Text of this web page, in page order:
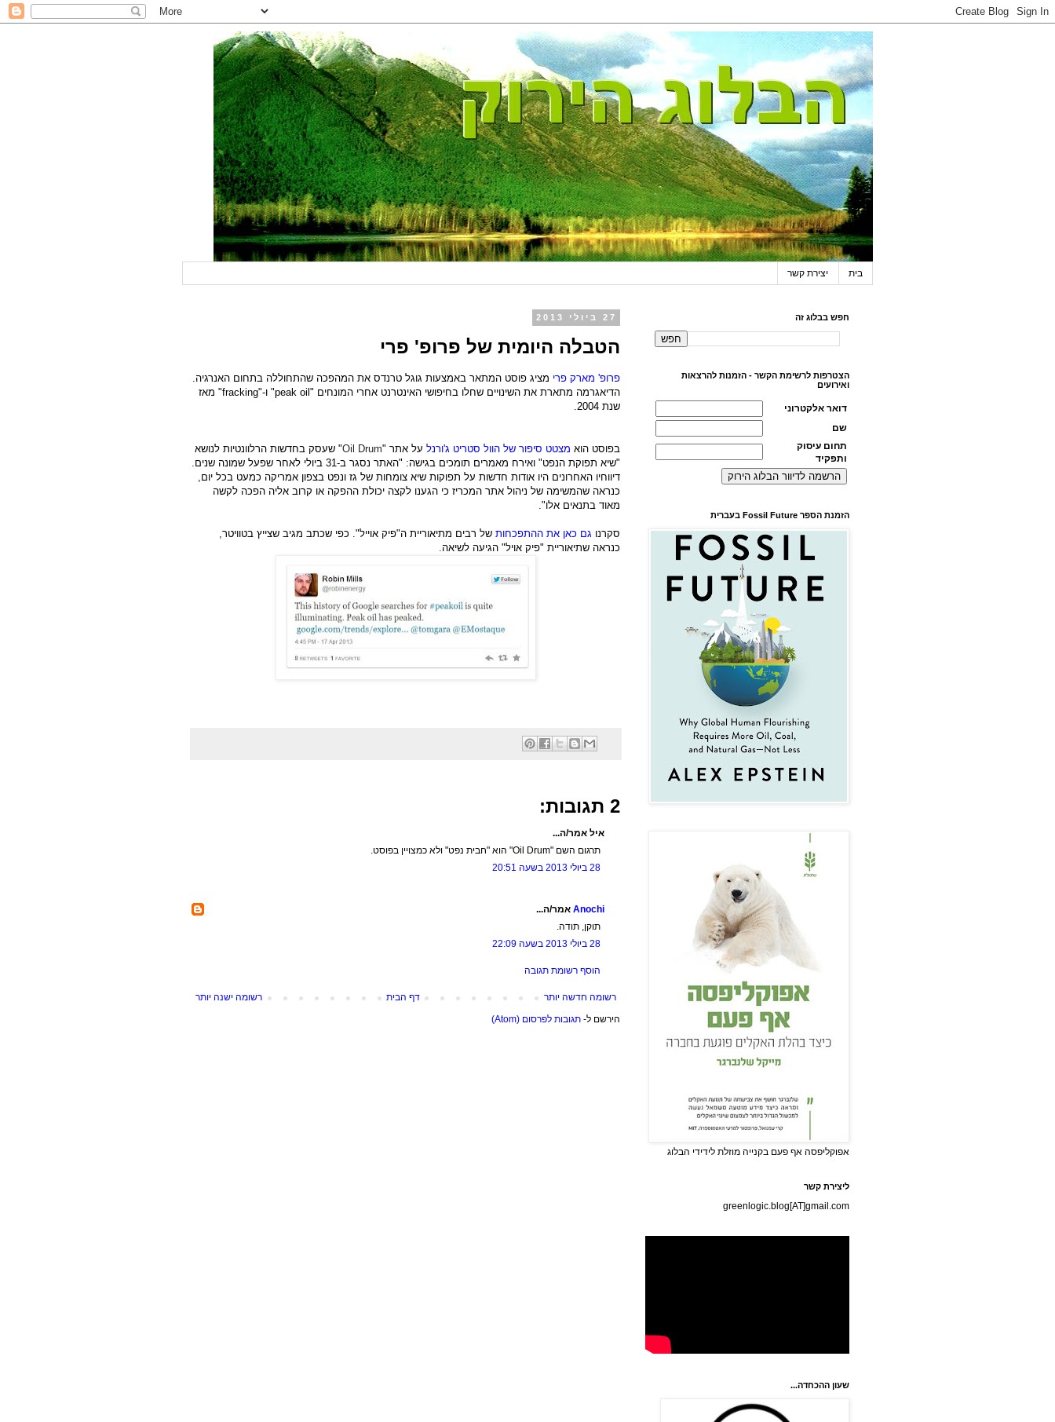
בית יצירת קשר
27 ביולי 2013
הטבלה היומית של פרופ' פרי
פרופ' מארק פרי מציג פוסט המתאר באמצעות גוגל טרנדס את המהפכה שהתחוללה בתחום האנרגיה.
הדיאגרמה מתארת את השינויים שחלו בחיפושי האינטרנט אחרי המונחים "peak oil" ו-"fracking" מאז
שנת 2004.
בפוסט הוא מצטט סיפור של הוול סטריט ג'ורנל על אתר "Oil Drum" שעסק בחדשות הרלוונטיות לנושא
"שיא תפוקת הנפט" ואירח מאמרים תומכים בגישה: "האתר נסגר ב-31 ביולי לאחר שפעל שמונה שנים.
דיווחיו האחרונים היו אודות חדשות על תפוקות שיא צומחות של גז ונפט בצפון אמריקה כמעט בכל יום,
כנראה שהמשימה של ניהול אתר המכריז כי הגענו לקצה יכולת ההפקה או קרוב אליה הפכה לקשה
מאוד בתנאים אלו".
סקרנו גם כאן את ההתפכחות של רבים מתיאוריית ה"פיק אוייל". כפי שכתב מגיב שצייץ בטוויטר,
כנראה שתיאוריית "פיק אויל" הגיעה לשיאה.
2 תגובות:
איל אמר/ה...
תרגום השם "Oil Drum" הוא "חבית נפט" ולא כמצויין בפוסט.
28 ביולי 2013 בשעה 20:51
Anochi אמר/ה...
תוקן, תודה.
28 ביולי 2013 בשעה 22:09
הוסף רשומת תגובה
רשומה חדשה יותר רשומה ישנה יותר
דף הבית
הירשם ל- תגובות לפרסום (Atom)
חפש בבלוג זה
הצטרפות לרשימת הקשר - הזמנות להרצאות
ואירועים
דואר אלקטרוני
שם
תחום עיסוק
ותפקיד
הזמנת הספר Fossil Future בעברית
אפוקליפסה אף פעם בקנייה מוזלת לידידי הבלוג
ליצירת קשר
greenlogic.blog[AT]gmail.com
שעון ההכחדה...